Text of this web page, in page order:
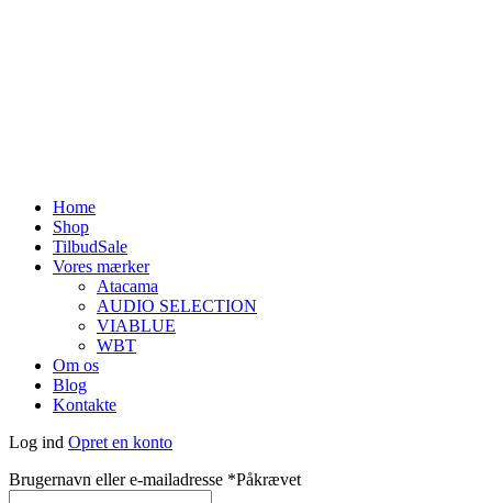
Home
Shop
TilbudSale
Vores mærker
Atacama
AUDIO SELECTION
VIABLUE
WBT
Om os
Blog
Kontakte
Log ind Opret en konto
Brugernavn eller e-mailadresse *Påkrævet